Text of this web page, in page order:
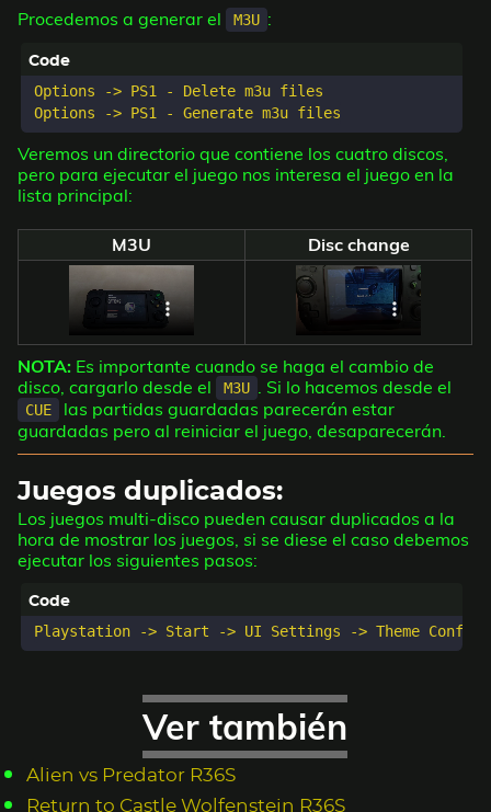
Procedemos a generar el
M3U :
Options -> PS1 - Delete m3u files
Veremos un directorio que contiene los cuatro discos,
pero para ejecutar el juego nos interesa el juego en la
lista principal:
M3U Disc change
NOTA: Es importante cuando se haga el cambio de
disco, cargarlo desde el
M3U . Si lo hacemos desde el
CUE
las partidas guardadas parecerán estar
guardadas pero al reiniciar el juego, desaparecerán.
Juegos duplicados:
Los juegos multi-disco pueden causar duplicados a la
hora de mostrar los juegos, si se diese el caso debemos
ejecutar los siguientes pasos:
Ver también
Alien vs Predator R36S
Return to Castle Wolfenstein R36S